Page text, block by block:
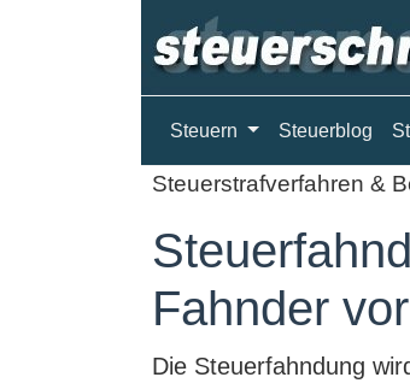
Steuern Steuerblog
Steuerstrafverfahren &
Fahnder
Die Steuerfahndung